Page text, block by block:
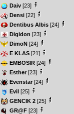
Daiv [23]
Densi [22]
Dentibus Albis [24]
Digidon [23]
DimoN [24]
E KLAS [21]
EMBOSIR [24]
Esther [23]
Evenstar [24]
Evil [25]
GENCIK 2 [25]
GR@F [23]